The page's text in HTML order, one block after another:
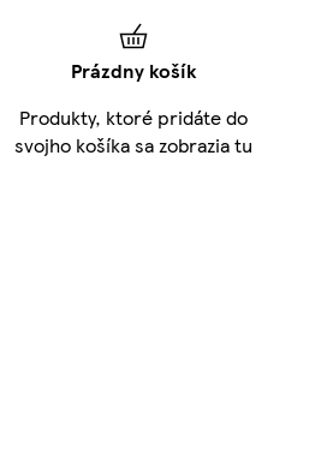
Prázdny košík
Produkty, ktoré pridáte do
svojho košíka sa zobrazia tu